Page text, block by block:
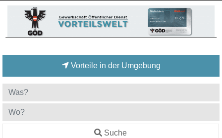
Vorteile in der Umgebung
Suche